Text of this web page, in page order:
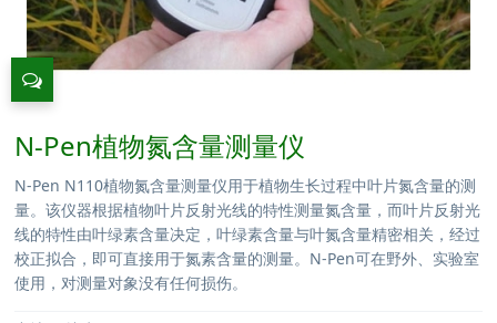
N-Pen植物氮含量测量仪
N-Pen N110植物氮含量测量仪用于植物生长过程中叶片氮含量的测
量。该仪器根据植物叶片反射光线的特性测量氮含量，而叶片反射光
线的特性由叶绿素含量决定，叶绿素含量与叶氮含量精密相关，经过
校正拟合，即可直接用于氮素含量的测量。N-Pen可在野外、实验室
使用，对测量对象没有任何损伤。